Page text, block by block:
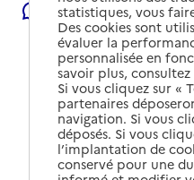
Signaler une erreur
statistiques, vous
Des cookies sont
évaluer la
personnalisée en
savoir plus,
Si vous cliquez sur «
partenaires
navigation. Si vous
déposés. Si vous
l’implantation de
conservé pour une